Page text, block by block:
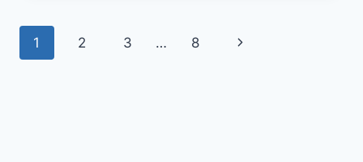
Navegação
1 2 3 … 8
Página